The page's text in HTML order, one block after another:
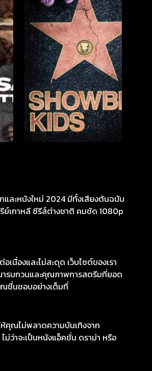
และหนังใหม่ 2024 มีทั้งเสียงต้นฉบับ
เกาหลี ซีรีส์ต่างชาติ คมชัด 1080p
นื่องและไม่สะดุด เว็บไซต์ของเรา
ารบกวนและคุณภาพการสตรีมที่ยอด
ชื่นชอบอย่างเต็มที่
ห้คุณไม่พลาดความบันเทิงจาก
ว่าจะเป็นหนังแอ็คชั่น ดราม่า หรือ